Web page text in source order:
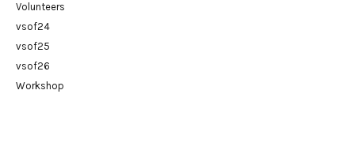
Volunteers
vsof24
vsof25
vsof26
Workshop